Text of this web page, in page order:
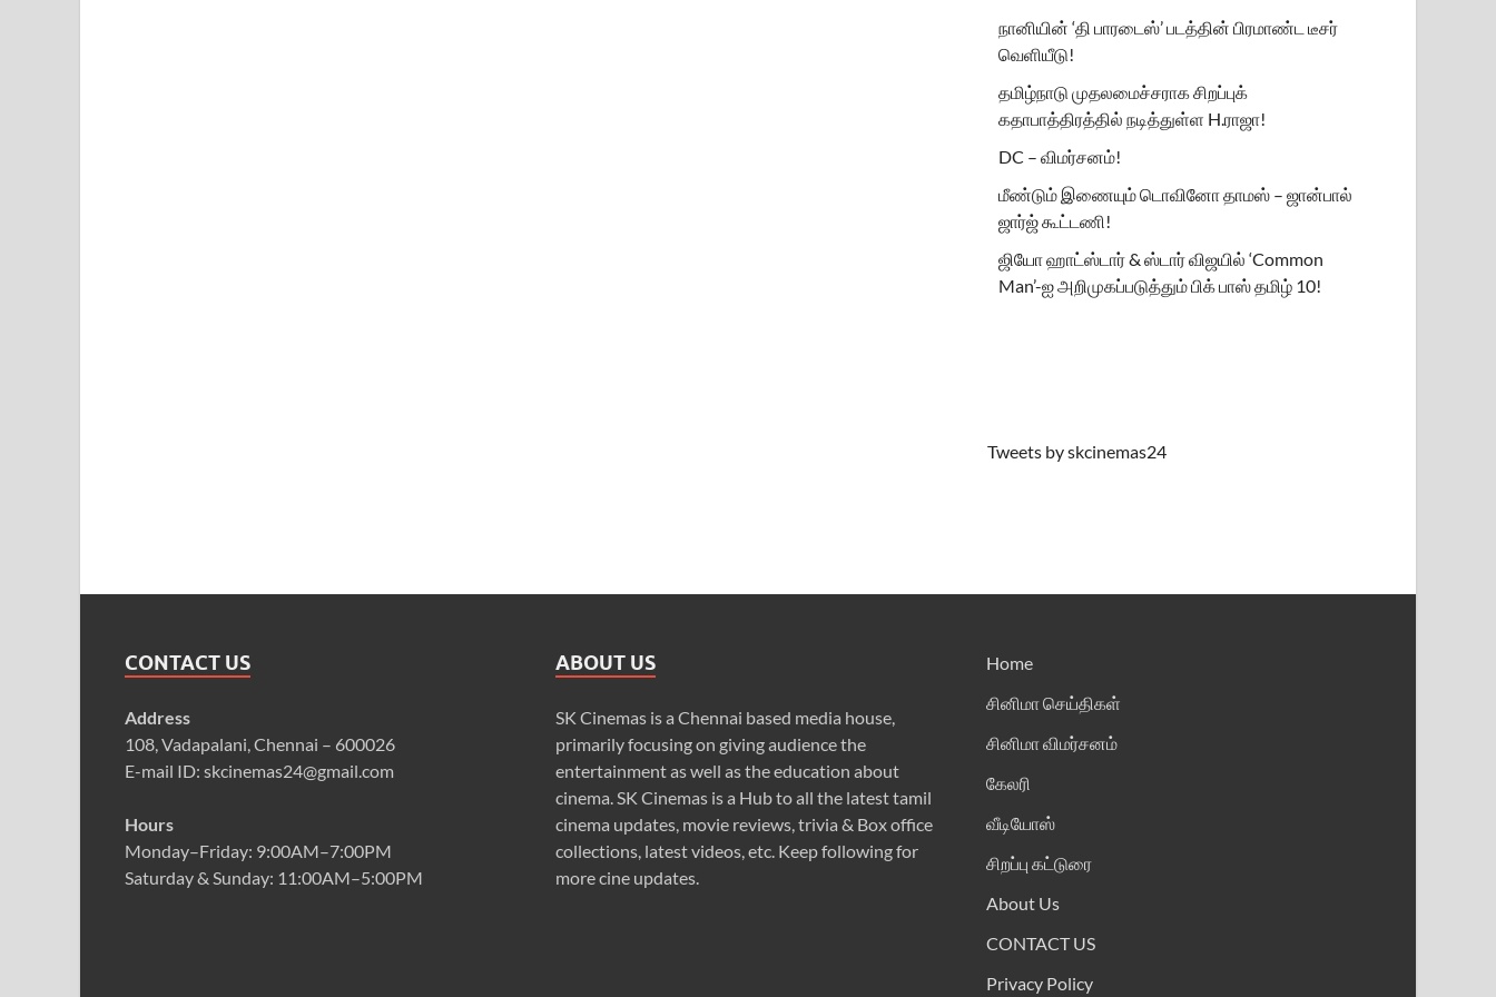
நானியின் ‘தி பாரடைஸ்’ படத்தின் பிரமாண்ட டீசர்
வெளியீடு!
தமிழ்நாடு முதலமைச்சராக சிறப்புக்
கதாபாத்திரத்தில் நடித்துள்ள H.ராஜா!
DC – விமர்சனம்!
மீண்டும் இணையும் டொவினோ தாமஸ் – ஜான்பால்
ஜார்ஜ் கூட்டணி!
ஜியோ ஹாட்ஸ்டார் & ஸ்டார் விஜயில் ‘Common
Man’-ஐ அறிமுகப்படுத்தும் பிக் பாஸ் தமிழ் 10!
Tweets by skcinemas24
CONTACT US
Address
108, Vadapalani, Chennai – 600026
E-mail ID: skcinemas24@gmail.com
Hours
Monday–Friday: 9:00AM–7:00PM
Saturday & Sunday: 11:00AM–5:00PM
ABOUT US
SK Cinemas is a Chennai based media house,
primarily focusing on giving audience the
entertainment as well as the education about
cinema. SK Cinemas is a Hub to all the latest tamil
cinema updates, movie reviews, trivia & Box office
collections, latest videos, etc. Keep following for
more cine updates.
Home
சினிமா செய்திகள்
சினிமா விமர்சனம்
கேலரி
வீடியோஸ்
சிறப்பு கட்டுரை
About Us
CONTACT US
Privacy Policy